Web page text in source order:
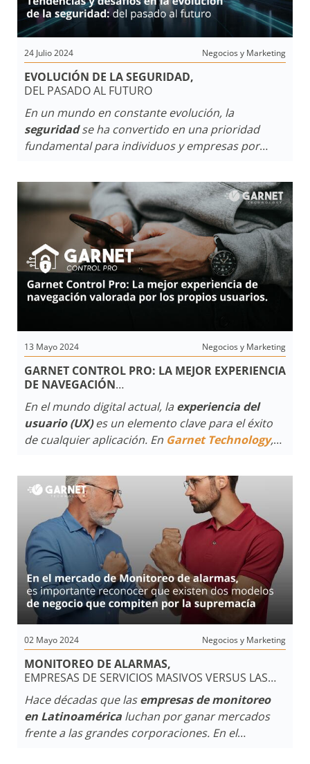
24 Julio 2024 Negocios y Marketing
EVOLUCIÓN DE LA SEGURIDAD,
DEL PASADO AL FUTURO
En un mundo en constante evolución, la
seguridadse ha convertido en una prioridad
fundamental para individuos y empresas por
hasta las innovaciones tecnológicas más
recientes, el campo de laseguridadha
experimentado un progreso significativo a lo
largo de los años.¿Cuáles son las tendencias
actuales y los desafíos futuros que enfrenta la
industria de la seguridad?
13 Mayo 2024 Negocios y Marketing
GARNET CONTROL PRO: LA MEJOR EXPERIENCIA
DE NAVEGACIÓN
VALORADA POR LOS PROPIOS USUARIOS
En el mundo digital actual, la experiencia del
usuario (UX)es un elemento clave para el éxito
de cualquier aplicación. En Garnet Technology,
de nuestra aplicación para el control del panel de
alarma.
02 Mayo 2024 Negocios y Marketing
MONITOREO DE ALARMAS,
EMPRESAS DE SERVICIOS MASIVOS VERSUS LAS
PYMES DEL SECTOR QUE LUCHAN POR BRINDAR
MEJORES SERVICIOS
Hace décadas que lasempresas de monitoreo
en Latinoamérica luchan por ganar mercados
frente a las grandes corporaciones. En el